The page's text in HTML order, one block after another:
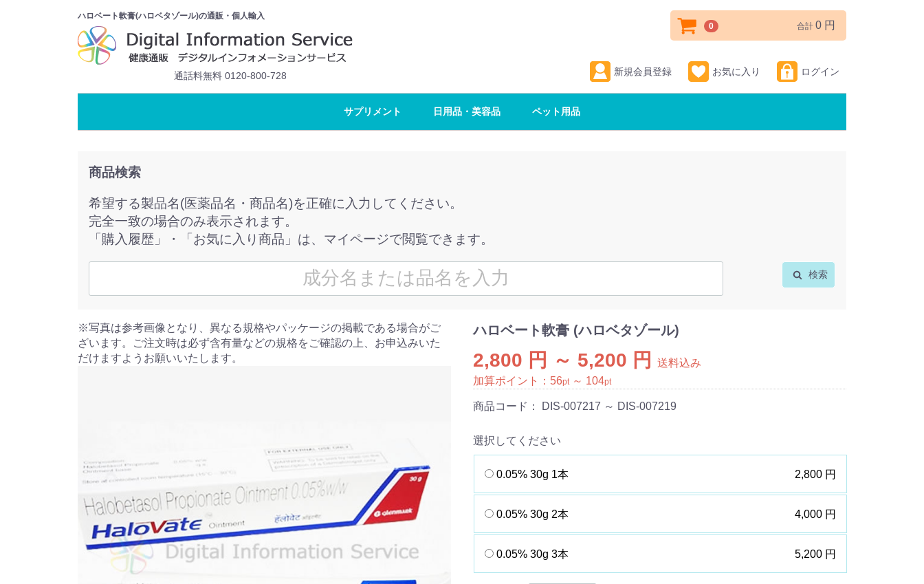
ハロベート軟膏(ハロベタゾール)の通販・個人輸入
通話料無料 0120-800-728 新規会員登録 お気に入り ログイン
0 合計 0 円
サプリメント 日用品・美容品 ペット用品
商品検索
希望する製品名(医薬品名・商品名)を正確に入力してください。
完全一致の場合のみ表示されます。
「購入履歴」・「お気に入り商品」は、マイページで閲覧できます。
検索
※写真は参考画像となり、異なる規格やパッケージの掲載である場合がご
ざいます。ご注文時は必ず含有量などの規格をご確認の上、お申込みいた
だけますようお願いいたします。
ハロベート軟膏 (ハロベタゾール)
2,800 円 ～ 5,200 円
送料込み
加算ポイント： 56pt ～ 104pt
商品コード： DIS-007217 ～ DIS-007219
選択してください
0.05% 30g 1本 2,800 円
0.05% 30g 2本 4,000 円
0.05% 30g 3本 5,200 円